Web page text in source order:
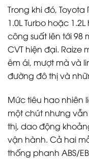
Trong khi đó,
1.0L Turbo hoặc
công suất lên tới 98
CVT hiện đại.
êm ái, mượt mà và
đường đô thị và
Mức tiêu hao nhiên
một chút nhưng
thị, dao động
vận hành. Cả hai
thống phanh ABS/